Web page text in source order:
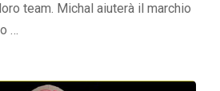
team. Michal aiuterà il marchio
…